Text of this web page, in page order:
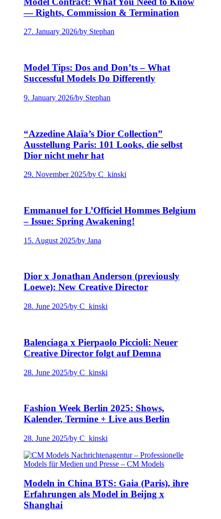
— Rights, Commission & Termination
27. January 2026/by Stephan
Model Tips: Dos and Don’ts – What
Successful Models Do Differently
9. January 2026/by Stephan
“Azzedine Alaïa’s Dior Collection”
Ausstellung Paris: 101 Looks, die selbst
Dior nicht mehr hat
29. November 2025/by C_kinski
Emmanuel for L’Officiel Hommes Belgium
– Issue: Spring Awakening!
15. August 2025/by Jana
Dior x Jonathan Anderson (previously
Loewe): New Creative Director
28. June 2025/by C_kinski
Balenciaga x Pierpaolo Piccioli: Neuer
Creative Director folgt auf Demna
28. June 2025/by C_kinski
Fashion Week Berlin 2025: Shows,
Kalender, Termine + Live aus Berlin
28. June 2025/by C_kinski
Modeln in China BTS: Gaia (Paris), ihre
Erfahrungen als Model in Beijng x
Shanghai